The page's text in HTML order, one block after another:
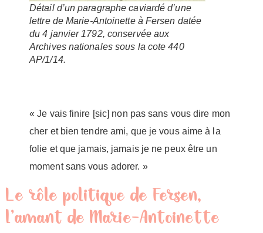
Détail d’un paragraphe caviardé d’une
lettre de Marie-Antoinette à Fersen datée
du 4 janvier 1792, conservée aux
Archives nationales sous la cote 440
AP/1/14.
« Je vais finire [sic] non pas sans vous dire mon
cher et bien tendre ami, que je vous aime à la
folie et que jamais, jamais je ne peux être un
moment sans vous adorer. »
Le rôle politique de Fersen,
l’amant de Marie-Antoinette